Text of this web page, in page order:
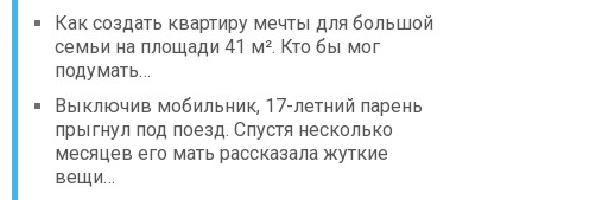
Как создать квартиру мечты для большой
семьи на площади 41 м². Кто бы мог
подумать…
Выключив мобильник, 17-летний парень
прыгнул под поезд. Спустя несколько
месяцев его мать рассказала жуткие
вещи…